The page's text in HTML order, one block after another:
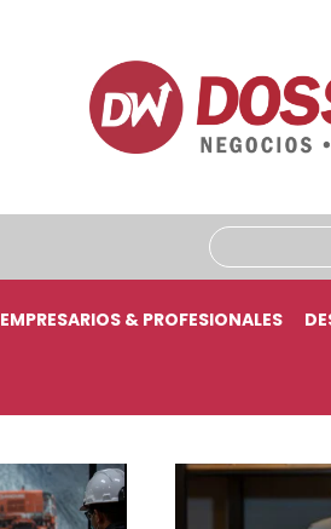
EMPRESARIOS & PROFESIONALES